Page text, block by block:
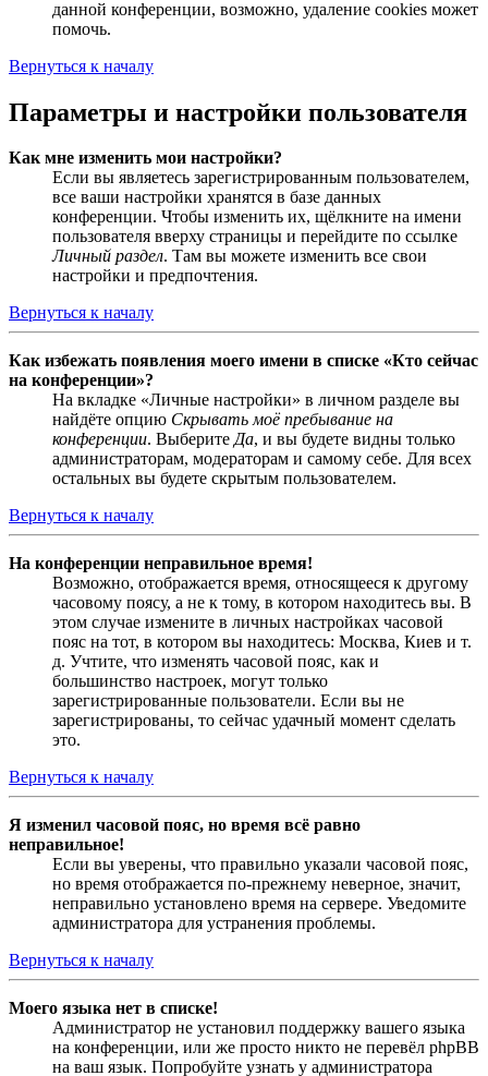
данной конференции, возможно, удаление cookies может
помочь.
Вернуться к началу
Параметры и настройки пользователя
Как мне изменить мои настройки?
Если вы являетесь зарегистрированным пользователем,
все ваши настройки хранятся в базе данных
конференции. Чтобы изменить их, щёлкните на имени
пользователя вверху страницы и перейдите по ссылке
Личный раздел. Там вы можете изменить все свои
настройки и предпочтения.
Вернуться к началу
Как избежать появления моего имени в списке «Кто сейчас
на конференции»?
На вкладке «Личные настройки» в личном разделе вы
найдёте опцию Скрывать моё пребывание на
конференции. ВыберитеДа, и вы будете видны только
администраторам, модераторам и самому себе. Для всех
остальных вы будете скрытым пользователем.
Вернуться к началу
На конференции неправильное время!
Возможно, отображается время, относящееся к другому
часовому поясу, а не к тому, в котором находитесь вы. В
этом случае измените в личных настройках часовой
пояс на тот, в котором вы находитесь: Москва, Киев и т.
д. Учтите, что изменять часовой пояс, как и
большинство настроек, могут только
зарегистрированные пользователи. Если вы не
зарегистрированы, то сейчас удачный момент сделать
это.
Вернуться к началу
Я изменил часовой пояс, но время всё равно
неправильное!
Если вы уверены, что правильно указали часовой пояс,
но время отображается по-прежнему неверное, значит,
неправильно установлено время на сервере. Уведомите
администратора для устранения проблемы.
Вернуться к началу
Моего языка нет в списке!
Администратор не установил поддержку вашего языка
на конференции, или же просто никто не перевёл phpBB
на ваш язык. Попробуйте узнать у администратора